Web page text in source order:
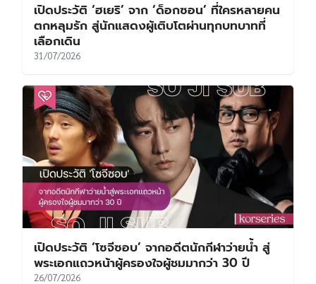
เปิดประวัติ ‘ฮเยริ’ จาก ‘ด็อกซอน’ ที่ใครหลายคน
ตกหลุมรัก สู่นักแสดงผู้เติบโตผ่านทุกบทบาทที่
เลือกเดิน
31/07/2026
เปิดประวัติ ‘โซจีซอบ’ จากอดีตนักกีฬาว่ายน้ำ สู่
พระเอกแถวหน้าผู้ครองใจผู้ชมมากว่า 30 ปี
26/07/2026